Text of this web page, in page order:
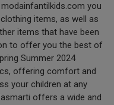
you
items, as well as
items that have been
to offer you the best of
Summer 2024
offering comfort and
your children at any
offers a wide and